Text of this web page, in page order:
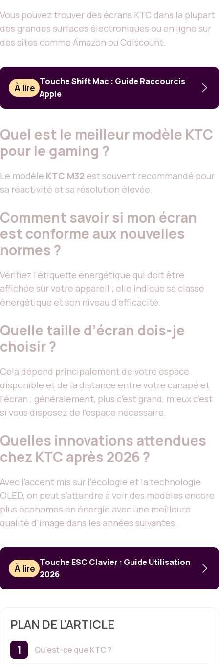
Vous pouvez trouver des écrans KTC dans la plupart
des grandes surfaces électroniques ou en ligne sur
des sites comme Amazon ou Cdiscount.
À lire
Touche Shift Mac : Guide Raccourcis
Apple
Quel est le meilleur modèle KTC
pour le gaming ?
Le modèle KTC M32 est souvent recommandé pour
sa réactivité et sa résolution élevée.
Comment savoir si mon écran
est conforme aux nouvelles
normes ?
Vérifiez l’étiquette énergétique qui doit être
affichée sur votre appareil ; elle indique sa classe
énergétique et son niveau d’efficacité.
Quelle taille d’écran dois-je
choisir ?
Cela dépend principalement de votre espace
disponible et de la distance entre votre canapé et
l’écran ; généralement, plus c’est grand, mieux c’est
si vous disposez de l’espace nécessaire.
Quelles innovations attendues
chez KTC après 2026 ?
Avec l’accent mis sur l’écologie et la technologie
OLED, on peut s’attendre à voir des modèles encore
plus économes en énergie avec une meilleure
qualité d’image dans les années suivantes.
À lire
Touche ESC Clavier : Guide Utilisation
2026
PLAN DE L'ARTICLE
Qu’est-ce que KTC ?